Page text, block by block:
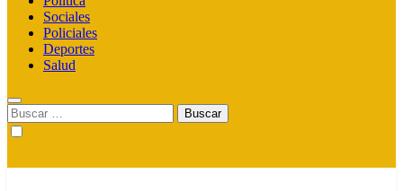
Sociales
Policiales
Deportes
Salud
Buscar: